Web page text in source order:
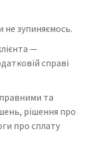
не зупиняємось.
—
справі
та
рішення про
про сплату